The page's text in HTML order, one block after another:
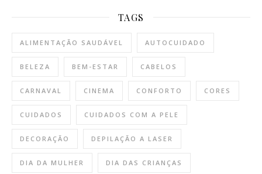
TAGS
ALIMENTAÇÃO SAUDÁVEL AUTOCUIDADO
BELEZA BEM-ESTAR CABELOS
CARNAVAL CINEMA CONFORTO CORES
CUIDADOS CUIDADOS COM A PELE
DECORAÇÃO DEPILAÇÃO A LASER
DIA DA MULHER DIA DAS CRIANÇAS